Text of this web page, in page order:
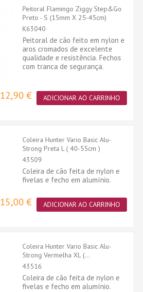
Peitoral Flamingo Ziggy Step&Go
Preto - S (15mm X 25-45cm)
K63040
Peitoral de cão feito em nylon e
aros cromados de excelente
qualidade e resistência. Fechos
com tranca de segurança.
12,90 € ADICIONAR AO CARRINHO
Coleira Hunter Vario Basic Alu-
Strong Preta L ( 40-55cm )
43509
Coleira de cão feita de nylon e
fivelas e fecho em alumínio.
15,00 € ADICIONAR AO CARRINHO
Coleira Hunter Vario Basic Alu-
Strong Vermelha XL (...
43516
Coleira de cão feita de nylon e
fivelas e fecho em alumínio.